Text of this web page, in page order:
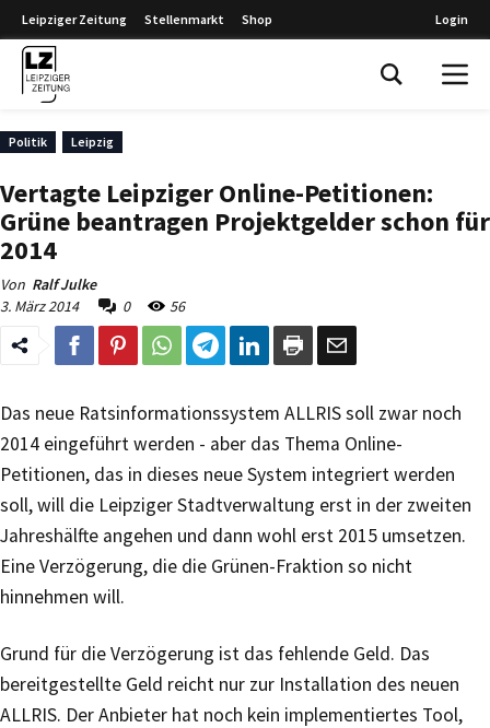
Leipziger Zeitung Stellenmarkt Shop Login
Politik Leipzig
Vertagte Leipziger Online-Petitionen:
Grüne beantragen Projektgelder schon für
2014
Von Ralf Julke
3. März 2014
0 56
Das neue Ratsinformationssystem ALLRIS soll zwar noch
2014 eingeführt werden - aber das Thema Online-
Petitionen, das in dieses neue System integriert werden
soll, will die Leipziger Stadtverwaltung erst in der zweiten
Jahreshälfte angehen und dann wohl erst 2015 umsetzen.
Eine Verzögerung, die die Grünen-Fraktion so nicht
hinnehmen will.
Grund für die Verzögerung ist das fehlende Geld. Das
bereitgestellte Geld reicht nur zur Installation des neuen
ALLRIS. Der Anbieter hat noch kein implementiertes Tool,